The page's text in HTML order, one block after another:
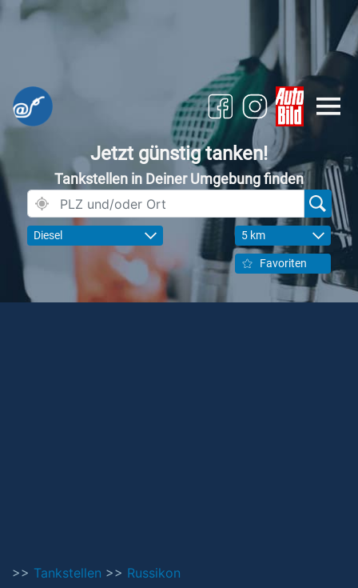
Jetzt günstig tanken!
Tankstellen in Deiner Umgebung finden
Diesel 5 km
Favoriten
>> Tankstellen >> Russikon